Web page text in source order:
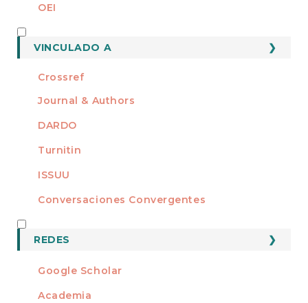
OEI
VINCULADO A
Crossref
Journal & Authors
DARDO
Turnitin
ISSUU
Conversaciones Convergentes
REDES
Google Scholar
Academia